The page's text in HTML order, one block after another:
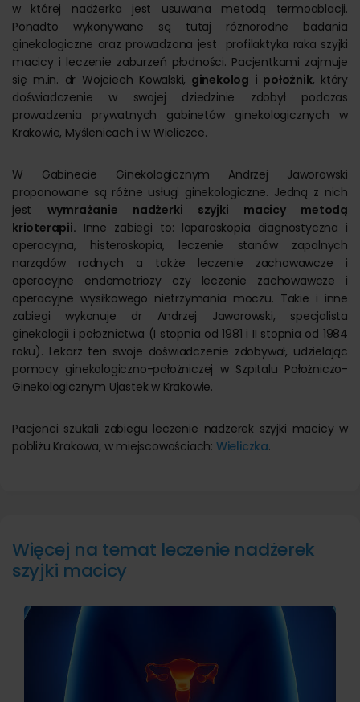
w której nadżerka jest usuwana metodą termoablacji.
Ponadto wykonywane są tutaj różnorodne badania
ginekologiczne oraz prowadzona jest profilaktyka raka szyjki
macicy i leczenie zaburzeń płodności. Pacjentkami zajmuje
się m.in. dr Wojciech Kowalski, ginekolog i położnik, który
doświadczenie w swojej dziedzinie zdobył podczas
prowadzenia prywatnych gabinetów ginekologicznych w
Krakowie, Myślenicach i w Wieliczce.
W Gabinecie Ginekologicznym Andrzej Jaworowski
proponowane są różne usługi ginekologiczne. Jedną z nich
jest wymrażanie nadżerki szyjki macicy metodą
krioterapii. Inne zabiegi to: laparoskopia diagnostyczna i
operacyjna, histeroskopia, leczenie stanów zapalnych
narządów rodnych a także leczenie zachowawcze i
operacyjne endometriozy czy leczenie zachowawcze i
operacyjne wysiłkowego nietrzymania moczu. Takie i inne
zabiegi wykonuje dr Andrzej Jaworowski, specjalista
ginekologii i położnictwa (I stopnia od 1981 i II stopnia od 1984
roku). Lekarz ten swoje doświadczenie zdobywał, udzielając
pomocy ginekologiczno-położniczej w Szpitalu Położniczo-
Ginekologicznym Ujastek w Krakowie.
Pacjenci szukali zabiegu leczenie nadżerek szyjki macicy w
pobliżu Krakowa, w miejscowościach: Wieliczka.
Więcej na temat leczenie nadżerek
szyjki macicy